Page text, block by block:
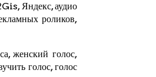
,Яндекс, аудио
роликов,
женский голос,
голос, голос